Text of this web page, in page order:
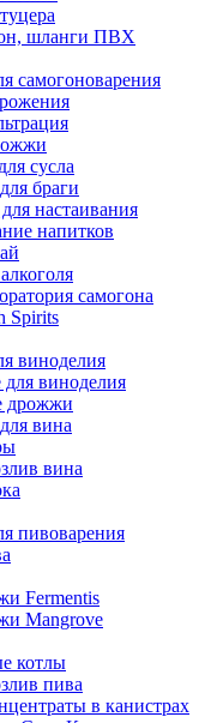
шланги ПВХ
самогоноварения
сусла
браги
настаивания
напитков
самогона
Spirits
виноделия
виноделия
дрожжи
вина
вина
пивоварения
Fermentis
Mangrove
котлы
пива
в канистрах